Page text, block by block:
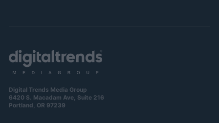
Digital Trends Media Group
6420 S. Macadam Ave, Suite 216
Portland, OR 97239